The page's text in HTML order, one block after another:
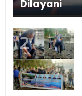
Dilayani